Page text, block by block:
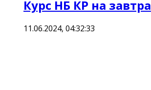
Курс НБ КР на завтра
11.06.2024, 04:32:33